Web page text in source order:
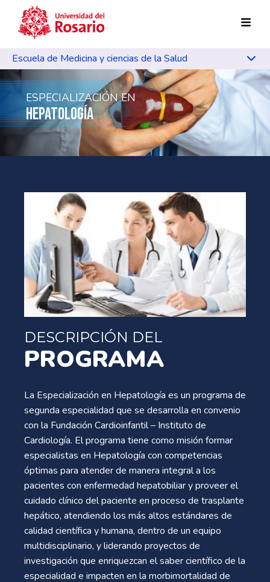
Pasar al contenido principal
Escuela de Medicina y ciencias de la Salud
ESPECIALIZACIÓN EN
HEPATOLOGÍA
DESCRIPCIÓN DEL
PROGRAMA
La Especialización en Hepatología es un programa de
segunda especialidad que se desarrolla en convenio
con la Fundación Cardioinfantil – Instituto de
Cardiología. El programa tiene como misión formar
especialistas en Hepatología con competencias
óptimas para atender de manera integral a los
pacientes con enfermedad hepatobiliar y proveer el
cuidado clínico del paciente en proceso de trasplante
hepático, atendiendo los más altos estándares de
calidad científica y humana, dentro de un equipo
multidisciplinario, y liderando proyectos de
investigación que enriquezcan el saber científico de la
especialidad e impacten en la morbimortalidad de